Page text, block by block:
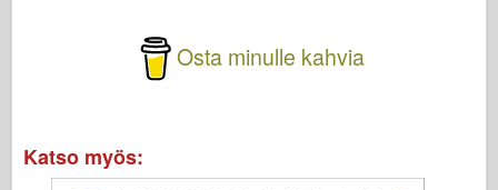
Osta minulle kahvia
Katso myös: